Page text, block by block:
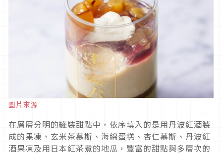
圖片來源
在層層分明的罐裝甜點中，依序填入的是用丹波紅酒製
成的果凍、玄米茶慕斯、海綿蛋糕、杏仁慕斯、丹波紅
酒果凍及用日本紅茶煮的地瓜，豐富的甜點與多層次的